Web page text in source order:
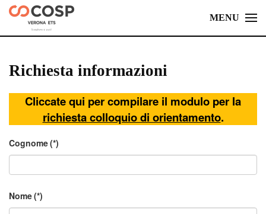
Skip
main
content
MENU
Richiesta informazioni
Cliccate qui per compilare il modulo per la
richiesta colloquio di orientamento.
Cognome(*)
Nome(*)